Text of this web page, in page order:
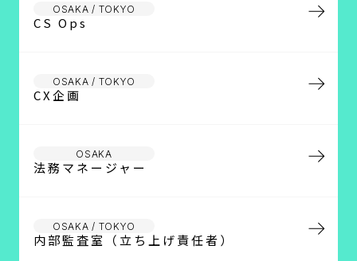
OSAKA / TOKYO
CS Ops
OSAKA / TOKYO
CX企画
OSAKA
法務マネージャー
OSAKA / TOKYO
内部監査室（立ち上げ責任者）